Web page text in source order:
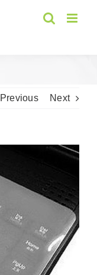
Previous Next